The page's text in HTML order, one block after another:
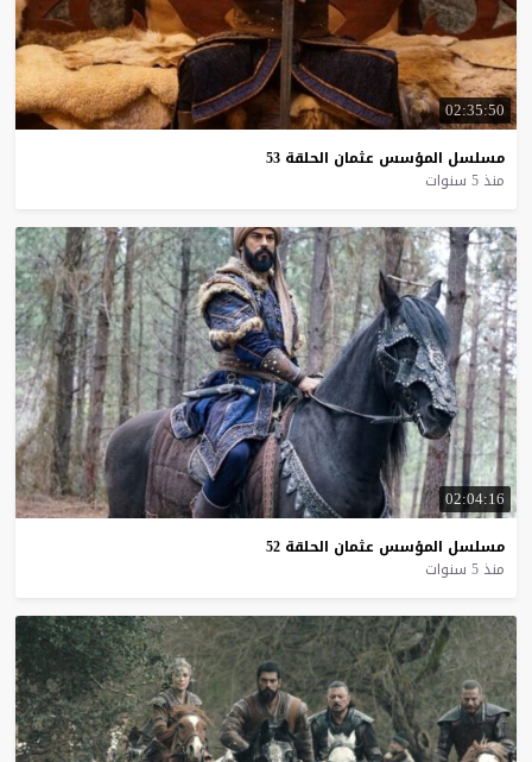
02:35:50
مسلسل المؤسس عثمان الحلقة 53
منذ 5 سنوات
02:04:16
مسلسل المؤسس عثمان الحلقة 52
منذ 5 سنوات